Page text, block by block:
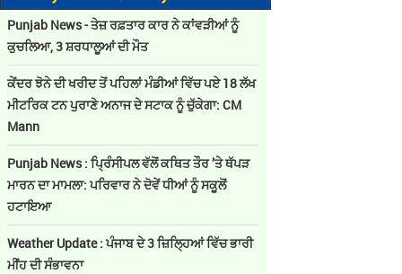
Punjab News - ਤੇਜ਼ ਰਫ਼ਤਾਰ ਕਾਰ ਨੇ ਕਾਂਵੜੀਆਂ ਨੂੰ
ਕੁਚਲਿਆ, 3 ਸ਼ਰਧਾਲੂਆਂ ਦੀ ਮੌਤ
ਕੇਂਦਰ ਝੋਨੇ ਦੀ ਖਰੀਦ ਤੋਂ ਪਹਿਲਾਂ ਮੰਡੀਆਂ ਵਿੱਚ ਪਏ 18 ਲੱਖ
ਮੀਟਰਿਕ ਟਨ ਪੁਰਾਣੇ ਅਨਾਜ ਦੇ ਸਟਾਕ ਨੂੰ ਚੁੱਕੇਗਾ: CM
Mann
Punjab News : ਪ੍ਰਿੰਸੀਪਲ ਵੱਲੋਂ ਕਥਿਤ ਤੌਰ ’ਤੇ ਥੱਪੜ
ਮਾਰਨ ਦਾ ਮਾਮਲਾ: ਪਰਿਵਾਰ ਨੇ ਦੋਵੇਂ ਧੀਆਂ ਨੂੰ ਸਕੂਲੋਂ
ਹਟਾਇਆ
Weather Update : ਪੰਜਾਬ ਦੇ 3 ਜ਼ਿਲ੍ਹਿਆਂ ਵਿੱਚ ਭਾਰੀ
ਮੀਂਹ ਦੀ ਸੰਭਾਵਨਾ